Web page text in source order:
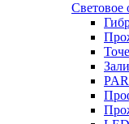
Световое